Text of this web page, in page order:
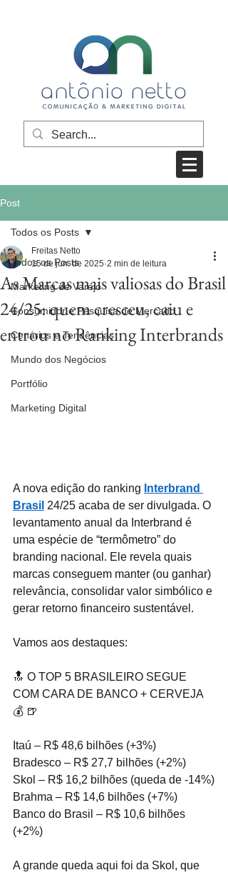
Post
Todos os Posts
Marketing de Varejo
Consumidor e Pesquisa de Mercado
Cenários e Tendências
Mundo dos Negócios
Portfólio
Marketing Digital
Todos os Posts
As Marcas mais valiosas do Brasil
24/25: quem cresceu, caiu e
entrou no Ranking Interbrands
Freitas Netto
15 de jun. de 2025 2 min de leitura
A nova edição do ranking Interbrand
Brasil 24/25 acaba de ser divulgada. O
levantamento anual da Interbrand é
uma espécie de “termômetro” do
branding nacional. Ele revela quais
marcas conseguem manter (ou ganhar)
relevância, consolidar valor simbólico e
gerar retorno financeiro sustentável.
Vamos aos destaques:
🔝 O TOP 5 BRASILEIRO SEGUE
COM CARA DE BANCO + CERVEJA
💰 🍺
Itaú – R$ 48,6 bilhões (+3%)
Bradesco – R$ 27,7 bilhões (+2%)
Skol – R$ 16,2 bilhões (queda de -14%)
Brahma – R$ 14,6 bilhões (+7%)
Banco do Brasil – R$ 10,6 bilhões
(+2%)
A grande queda aqui foi da Skol, que